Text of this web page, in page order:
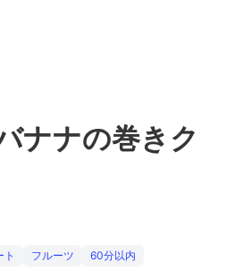
ナナの巻きク
ト フルーツ 60分以内